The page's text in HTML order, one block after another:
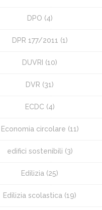
DPO (4)
DPR 177/2011 (1)
DUVRI (10)
DVR (31)
ECDC (4)
Economia circolare (11)
edifici sostenibili (3)
Edilizia (25)
Edilizia scolastica (19)